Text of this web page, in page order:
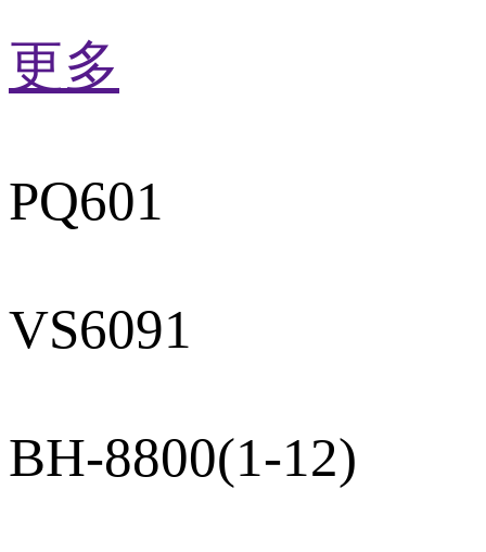
更多
PQ601
VS6091
BH-8800(1-12)